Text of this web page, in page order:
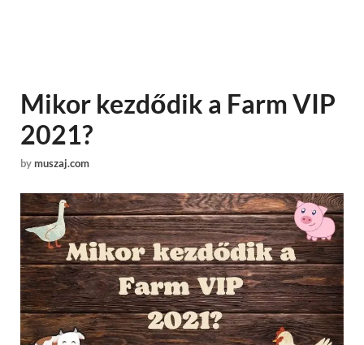
Mikor kezdődik a Farm VIP
2021?
bymuszaj.com